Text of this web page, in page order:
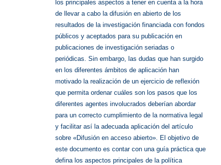
los principales aspectos a tener en cuenta a la hora
de llevar a cabo la difusión en abierto de los
resultados de la investigación financiada con fondos
públicos y aceptados para su publicación en
publicaciones de investigación seriadas o
periódicas. Sin embargo, las dudas que han surgido
en los diferentes ámbitos de aplicación han
motivado la realización de un ejercicio de reflexión
que permita ordenar cuáles son los pasos que los
diferentes agentes involucrados deberían abordar
para un correcto cumplimiento de la normativa legal
y facilitar así la adecuada aplicación del artículo
sobre «Difusión en acceso abierto». El objetivo de
este documento es contar con una guía práctica que
defina los aspectos principales de la política